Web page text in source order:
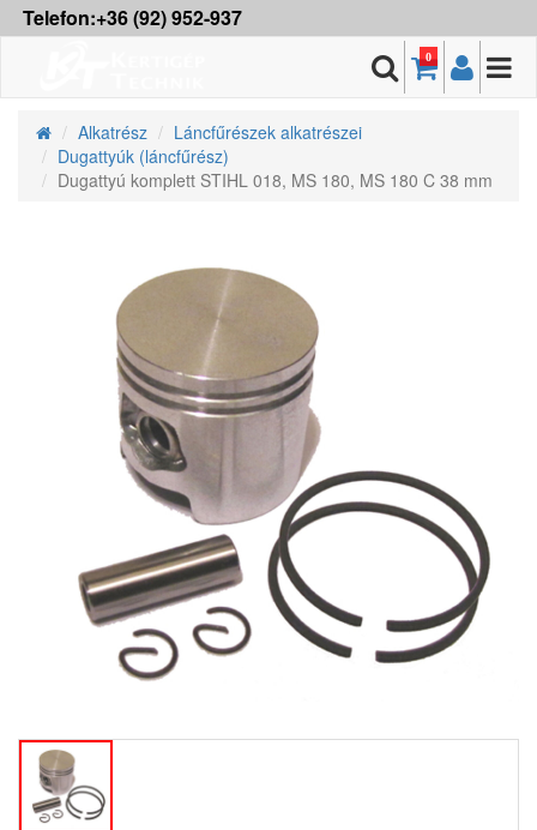
Telefon:+36 (92) 952-937
0
Alkatrész
Láncfűrészek alkatrészei
Dugattyúk (láncfűrész)
Dugattyú komplett STIHL 018, MS 180, MS 180 C 38 mm